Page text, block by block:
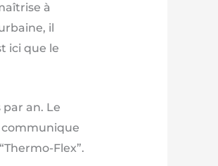
à
il
ici que le
an. Le
communique
Flex”.